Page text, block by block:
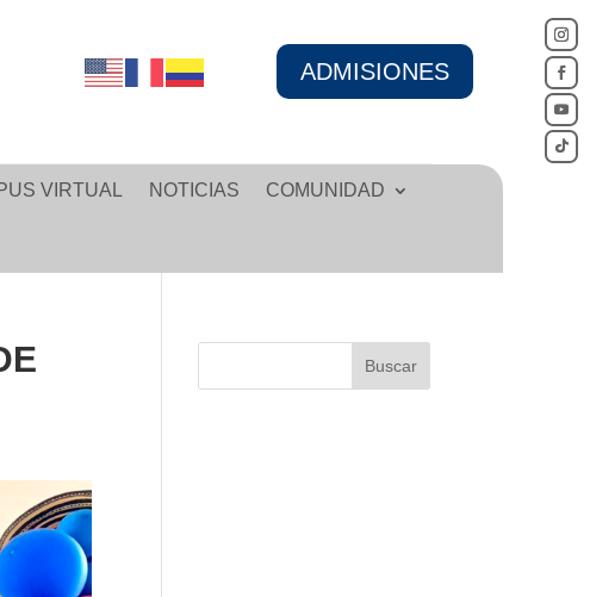
ADMISIONES
VIRTUAL NOTICIAS
COMUNIDAD